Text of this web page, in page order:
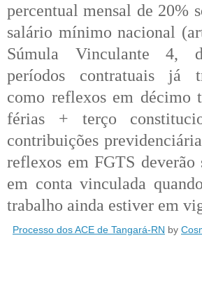
percentual mensal de 20%
salário mínimo nacional
Súmula Vinculante 4,
períodos contratuais já
como reflexos em décimo
férias + terço
contribuições
reflexos em FGTS deverão
em conta vinculada
trabalho ainda estiver em
Processo dos ACE de Tangará-RN by